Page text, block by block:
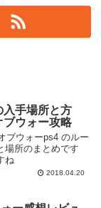
入手場所と方
ウォー攻略
ブウォーps4 のルー
場所のまとめです
ね
2018.04.20